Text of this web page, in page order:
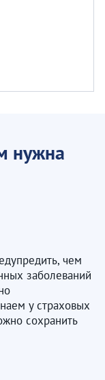
нужна
чем
заболеваний
у страховых
сохранить